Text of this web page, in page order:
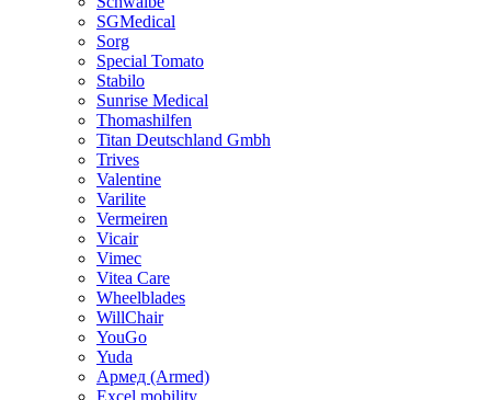
SGMedical
Sorg
Special Tomato
Stabilo
Sunrise Medical
Thomashilfen
Titan Deutschland Gmbh
Trives
Valentine
Varilite
Vermeiren
Vicair
Vimec
Vitea Care
Wheelblades
WillChair
YouGo
Yuda
Армед (Armed)
Еxcel mobility